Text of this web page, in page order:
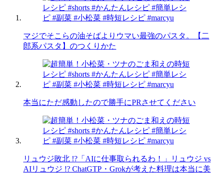
マジでそこらの油そばよりウマい最強のパスタ。【二
郎系パスタ】のつくりかた
本当にただ感動したので勝手にPRさせてください
リュウジ敗北 !?「AIに仕事取られるわ！」リュウジ vs
AIリュウジ !? ChatGTP・Grokが考えた料理は本当に美